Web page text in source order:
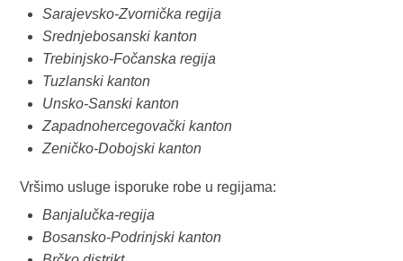
Sarajevsko-Zvornička regija
Srednjebosanski kanton
Trebinjsko-Fočanska regija
Tuzlanski kanton
Unsko-Sanski kanton
Zapadnohercegovački kanton
Zeničko-Dobojski kanton
Vršimo usluge isporuke robe u regijama:
Banjalučka-regija
Bosansko-Podrinjski kanton